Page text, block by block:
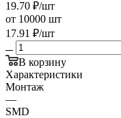
19.70 ₽/шт
от 10000 шт
17.91 ₽/шт
В корзину
Характеристики
Монтаж
—
SMD